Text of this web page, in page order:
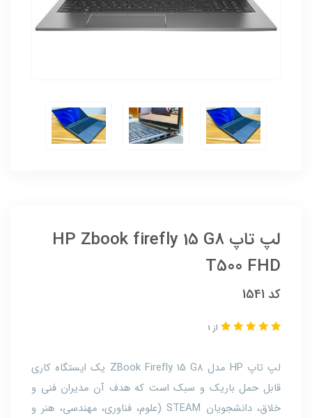
لپ تاپ HP Zbook firefly 15 G8
T500 FHD
کد 1541
از 1
لپ تاپ HP مدل ZBook Firefly 15 G8 یک ایستگاه کاری
قابل حمل باریک و سبک است که هدف آن مدیران فنی و
خلاق، دانشجویان STEAM (علوم، فناوری، مهندسی، هنر و